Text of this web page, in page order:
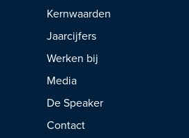
Kernwaarden
Jaarcijfers
Werken bij
Media
De Speaker
Contact